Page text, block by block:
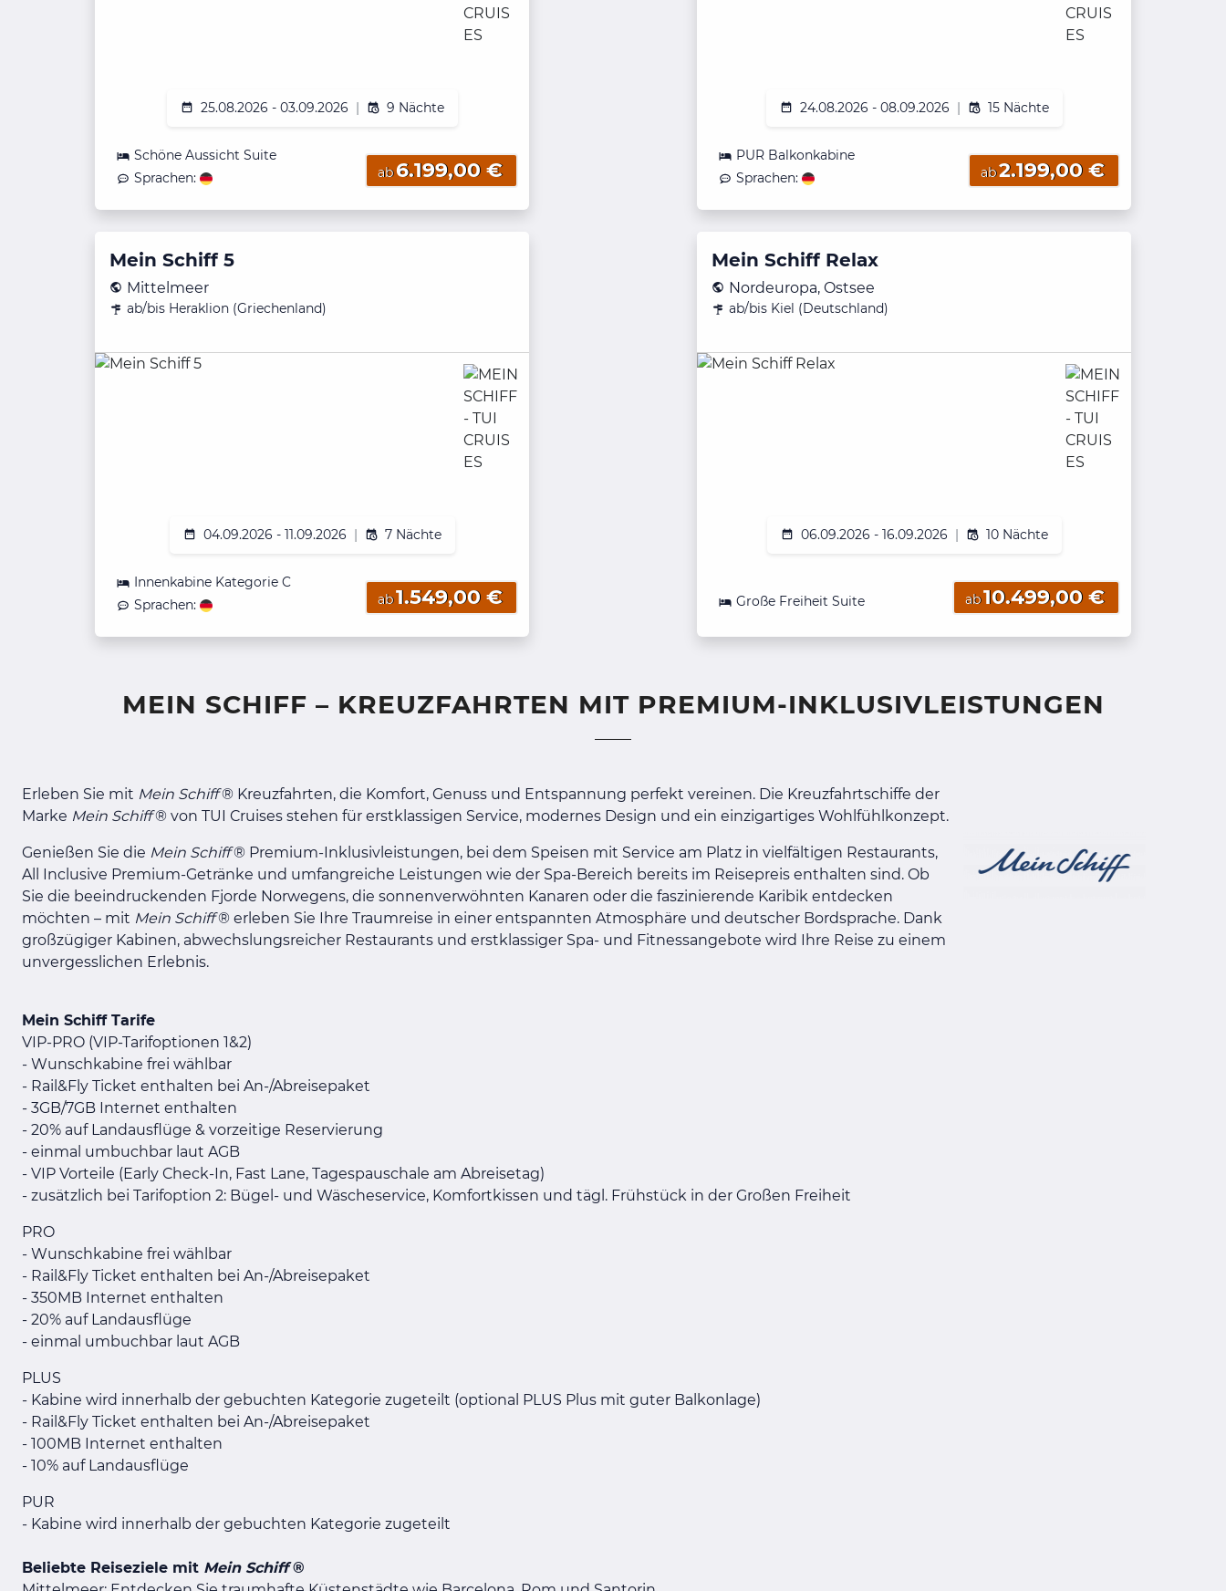
25.08.2026 - 03.09.2026 | 9 Nächte
Schöne Aussicht Suite
Sprachen:
ab6.199,00 €
24.08.2026 - 08.09.2026 | 15 Nächte
PUR Balkonkabine
Sprachen:
ab2.199,00 €
Mein Schiff 5
Mittelmeer
ab/bis Heraklion (Griechenland)
04.09.2026 - 11.09.2026 | 7 Nächte
Innenkabine Kategorie C
Sprachen:
ab1.549,00 €
Mein Schiff Relax
Nordeuropa, Ostsee
ab/bis Kiel (Deutschland)
06.09.2026 - 16.09.2026 | 10 Nächte
Große Freiheit Suite ab10.499,00 €
MEIN SCHIFF – KREUZFAHRTEN MIT PREMIUM-INKLUSIVLEISTUNGEN
Erleben Sie mit Mein Schiff® Kreuzfahrten, die Komfort, Genuss und Entspannung perfekt vereinen. Die Kreuzfahrtschiffe der
Marke Mein Schiff® von TUI Cruises stehen für erstklassigen Service, modernes Design und ein einzigartiges Wohlfühlkonzept.
Genießen Sie die Mein Schiff® Premium-Inklusivleistungen, bei dem Speisen mit Service am Platz in vielfältigen Restaurants,
All Inclusive Premium-Getränke und umfangreiche Leistungen wie der Spa-Bereich bereits im Reisepreis enthalten sind. Ob
Sie die beeindruckenden Fjorde Norwegens, die sonnenverwöhnten Kanaren oder die faszinierende Karibik entdecken
möchten – mit Mein Schiff® erleben Sie Ihre Traumreise in einer entspannten Atmosphäre und deutscher Bordsprache. Dank
großzügiger Kabinen, abwechslungsreicher Restaurants und erstklassiger Spa- und Fitnessangebote wird Ihre Reise zu einem
unvergesslichen Erlebnis.
Mein Schiff Tarife
VIP-PRO (VIP-Tarifoptionen 1&2)
- Wunschkabine frei wählbar
- Rail&Fly Ticket enthalten bei An-/Abreisepaket
- 3GB/7GB Internet enthalten
- 20% auf Landausflüge & vorzeitige Reservierung
- einmal umbuchbar laut AGB
- VIP Vorteile (Early Check-In, Fast Lane, Tagespauschale am Abreisetag)
- zusätzlich bei Tarifoption 2: Bügel- und Wäscheservice, Komfortkissen und tägl. Frühstück in der Großen Freiheit
PRO
- Wunschkabine frei wählbar
- Rail&Fly Ticket enthalten bei An-/Abreisepaket
- 350MB Internet enthalten
- 20% auf Landausflüge
- einmal umbuchbar laut AGB
PLUS
- Kabine wird innerhalb der gebuchten Kategorie zugeteilt (optional PLUS Plus mit guter Balkonlage)
- Rail&Fly Ticket enthalten bei An-/Abreisepaket
- 100MB Internet enthalten
- 10% auf Landausflüge
PUR
- Kabine wird innerhalb der gebuchten Kategorie zugeteilt
Beliebte Reiseziele mit Mein Schiff®